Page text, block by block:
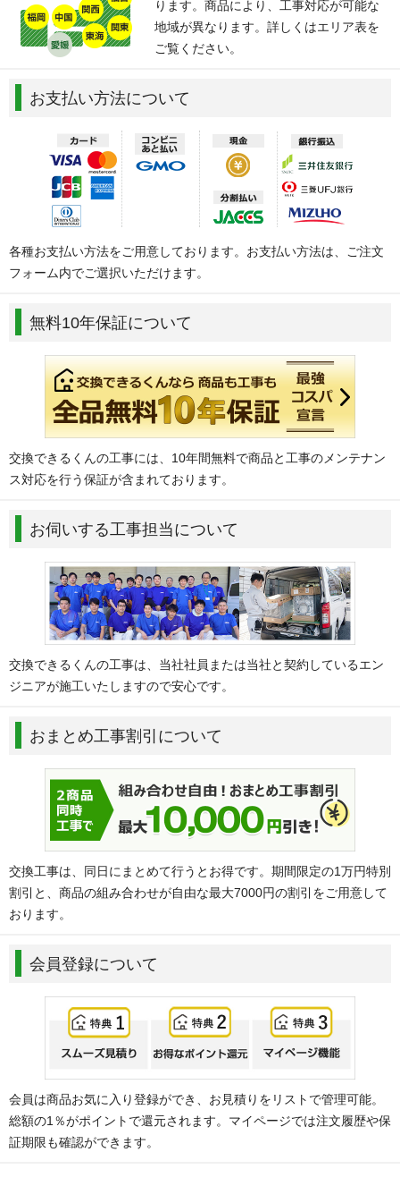
ります。商品により、工事対応が可能な
地域が異なります。詳しくはエリア表を
ご覧ください。
お支払い方法について
各種お支払い方法をご用意しております。お支払い方法は、ご注文
フォーム内でご選択いただけます。
無料10年保証について
交換できるくんの工事には、10年間無料で商品と工事のメンテナン
ス対応を行う保証が含まれております。
お伺いする工事担当について
交換できるくんの工事は、当社社員または当社と契約しているエン
ジニアが施工いたしますので安心です。
おまとめ工事割引について
交換工事は、同日にまとめて行うとお得です。期間限定の1万円特別
割引と、商品の組み合わせが自由な最大7000円の割引をご用意して
おります。
会員登録について
会員は商品お気に入り登録ができ、お見積りをリストで管理可能。
総額の1％がポイントで還元されます。マイページでは注文履歴や保
証期限も確認ができます。